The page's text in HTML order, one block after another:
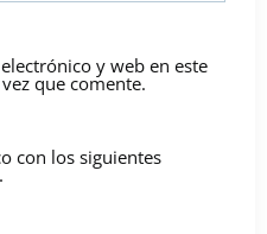
y web en este
que comente.
con los siguientes